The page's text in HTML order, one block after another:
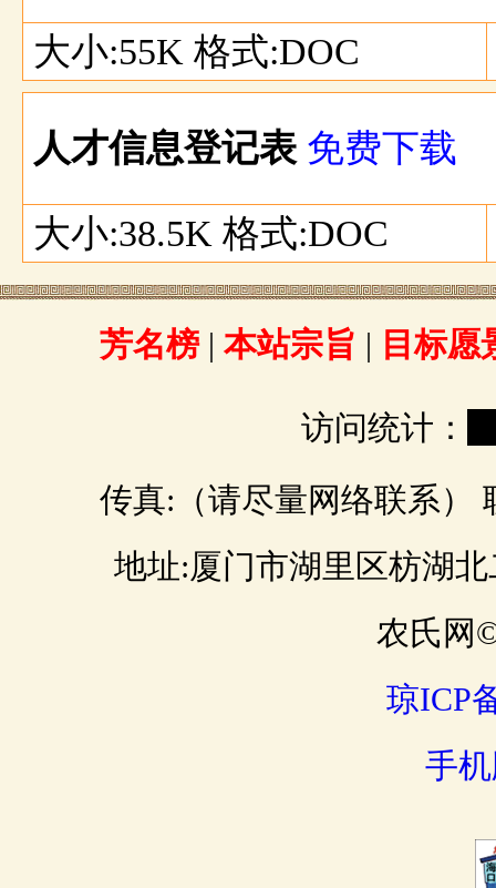
大小:55K 格式:DOC
人才信息登记表 免费下载
大小:38.5K 格式:DOC
芳名榜| 本站宗旨 | 目标愿
访问统计：
传真:（请尽量网络联系）
地址:厦门市湖里区枋湖
农氏网
琼ICP
手